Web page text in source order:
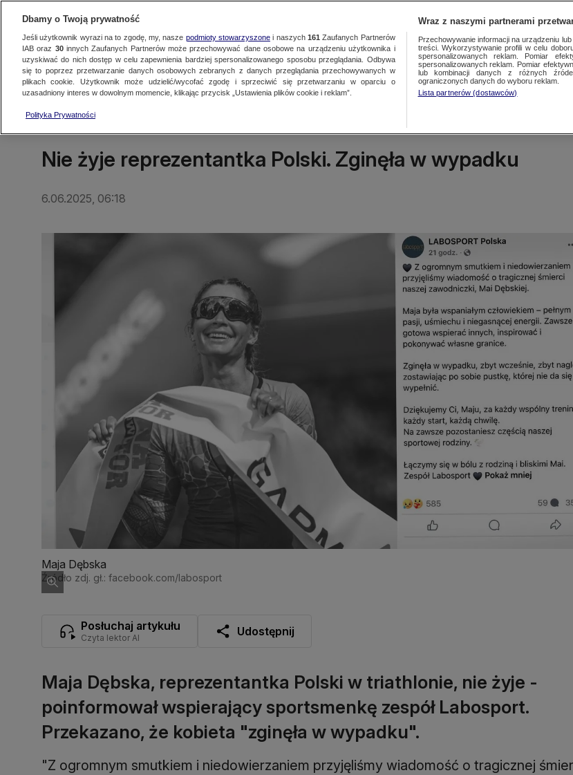
Oglądaj TVN24NajnowszeFaktyŚwiat PolskaRegionalne Więcej
Nie żyje reprezentantka Polski. Zginęła w wypadku
6.06.2025, 06:18
Maja Dębska
Źródło zdj. gł.: facebook.com/labosport
Posłuchaj artykułu
Czyta lektor AI Udostępnij
Maja Dębska, reprezentantka Polski w triathlonie, nie żyje -
poinformował wspierający sportsmenkę zespół Labosport.
Przekazano, że kobieta "zginęła w wypadku".
"Z ogromnym smutkiem i niedowierzaniem przyjęliśmy wiadomość o tragicznej
Dbamy o Twoją prywatność
Jeśli użytkownik wyrazi na to zgodę, my, nasze podmioty stowarzyszonei naszych 161 Zaufanych Partnerów
IAB oraz 30innych Zaufanych Partnerów może przechowywać dane osobowe na urządzeniu użytkownika i
uzyskiwać do nich dostęp w celu zapewnienia bardziej spersonalizowanego sposobu przeglądania. Odbywa
się to poprzez przetwarzanie danych osobowych zebranych z danych przeglądania przechowywanych w
plikach cookie. Użytkownik może udzielić/wycofać zgodę i sprzeciwić się przetwarzaniu w oparciu o
uzasadniony interes w dowolnym momencie, klikając przycisk „Ustawienia plików cookie i reklam”.
Polityka Prywatności
Wraz z naszymi partnerami
Przechowywanie informacji na urządzeniu
treści. Wykorzystywanie profili w celu
spersonalizowanych reklam. Pomiar
spersonalizowanych reklam. Pomiar
lub kombinacji danych z różnych
ograniczonych danych do wyboru reklam.
Lista partnerów (dostawców)